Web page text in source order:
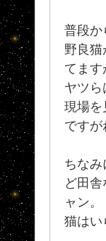
普段か
野良
てます
ヤツ
現場を
ですが
ちな
ど田
ャン。
猫はい